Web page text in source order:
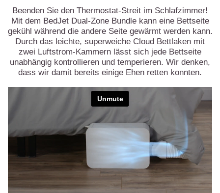
Beenden Sie den Thermostat-Streit im Schlafzimmer!
Mit dem BedJet Dual-Zone Bundle kann eine Bettseite
gekühl während die andere Seite gewärmt werden kann.
Durch das leichte, superweiche Cloud Bettlaken mit
zwei Luftstrom-Kammern lässt sich jede Bettseite
unabhängig kontrollieren und temperieren. Wir denken,
dass wir damit bereits einige Ehen retten konnten.